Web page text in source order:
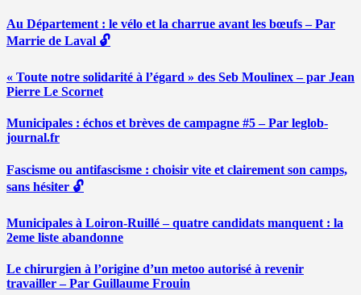
Au Département : le vélo et la charrue avant les bœufs – Par
Marrie de Laval 🔓
« Toute notre solidarité à l’égard » des Seb Moulinex – par Jean
Pierre Le Scornet
Municipales : échos et brèves de campagne #5 – Par leglob-
journal.fr
Fascisme ou antifascisme : choisir vite et clairement son camps,
sans hésiter 🔓
Municipales à Loiron-Ruillé – quatre candidats manquent : la
2eme liste abandonne
Le chirurgien à l’origine d’un metoo autorisé à revenir
travailler – Par Guillaume Frouin